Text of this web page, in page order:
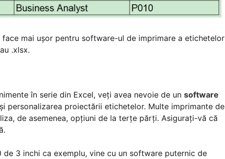
mai ușor pentru software-ul de imprimare a etichetelor
.xlsx.
în serie din Excel, veți avea nevoie de un software
personalizarea proiectării etichetelor. Multe imprimante de
de asemenea, opțiuni de la terțe părți. Asigurați-vă că
3 inchi ca exemplu, vine cu un software puternic de